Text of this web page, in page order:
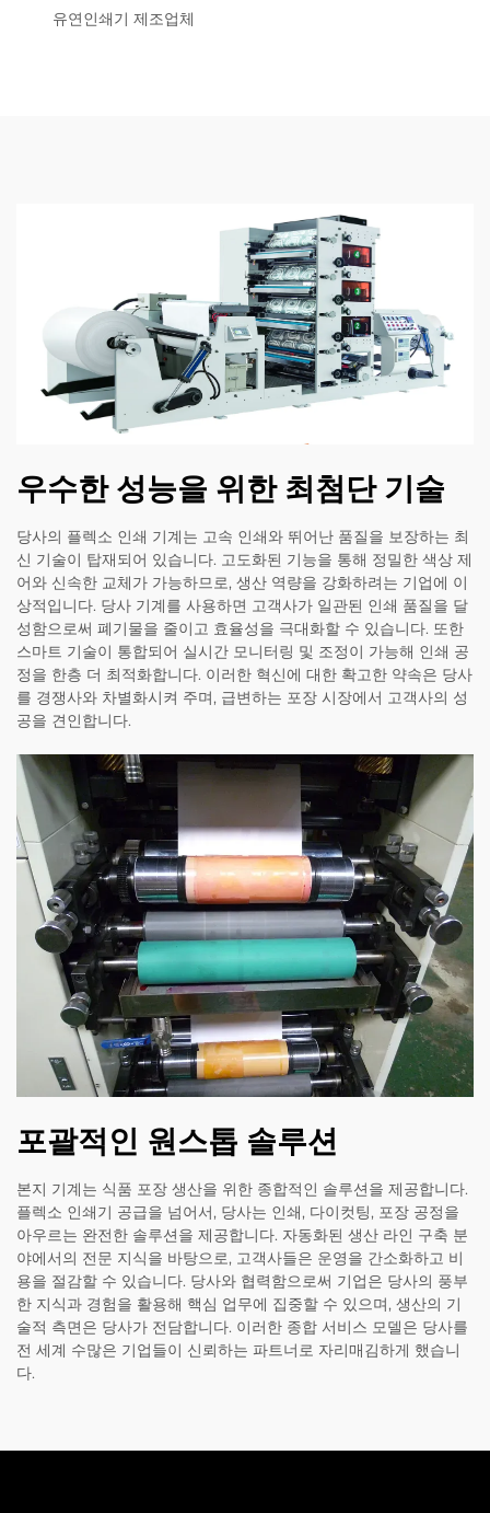
유연인쇄기 제조업체
우수한 성능을 위한 최첨단 기술
당사의 플렉소 인쇄 기계는 고속 인쇄와 뛰어난 품질을 보장하는 최
신 기술이 탑재되어 있습니다. 고도화된 기능을 통해 정밀한 색상 제
어와 신속한 교체가 가능하므로, 생산 역량을 강화하려는 기업에 이
상적입니다. 당사 기계를 사용하면 고객사가 일관된 인쇄 품질을 달
성함으로써 폐기물을 줄이고 효율성을 극대화할 수 있습니다. 또한
스마트 기술이 통합되어 실시간 모니터링 및 조정이 가능해 인쇄 공
정을 한층 더 최적화합니다. 이러한 혁신에 대한 확고한 약속은 당사
를 경쟁사와 차별화시켜 주며, 급변하는 포장 시장에서 고객사의 성
공을 견인합니다.
포괄적인 원스톱 솔루션
본지 기계는 식품 포장 생산을 위한 종합적인 솔루션을 제공합니다.
플렉소 인쇄기 공급을 넘어서, 당사는 인쇄, 다이컷팅, 포장 공정을
아우르는 완전한 솔루션을 제공합니다. 자동화된 생산 라인 구축 분
야에서의 전문 지식을 바탕으로, 고객사들은 운영을 간소화하고 비
용을 절감할 수 있습니다. 당사와 협력함으로써 기업은 당사의 풍부
한 지식과 경험을 활용해 핵심 업무에 집중할 수 있으며, 생산의 기
술적 측면은 당사가 전담합니다. 이러한 종합 서비스 모델은 당사를
전 세계 수많은 기업들이 신뢰하는 파트너로 자리매김하게 했습니
다.